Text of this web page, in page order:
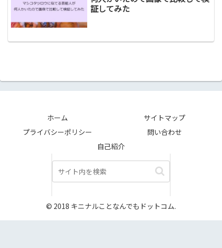
証してみた
ホーム
サイトマップ
プライバシーポリシー
問い合わせ
自己紹介
© 2018 キニナルことなんでもドットコム.